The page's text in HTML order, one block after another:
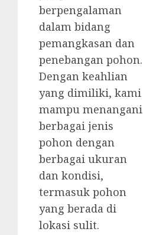
berpengalaman
dalam bidang
pemangkasan dan
penebangan pohon.
Dengan keahlian
yang dimiliki, kami
mampu menangani
berbagai jenis
pohon dengan
berbagai ukuran
dan kondisi,
termasuk pohon
yang berada di
lokasi sulit.